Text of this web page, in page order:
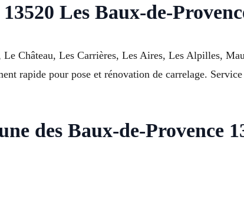
Les Baux-de-
Château, Les Carrières, Les Aires, Les Alpilles,
rapide pour pose et rénovation de carrelage.
des Baux-de-Provence